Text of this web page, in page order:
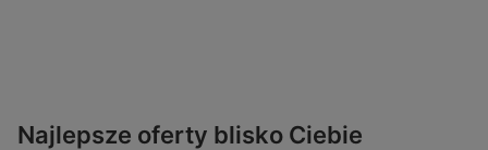
Najlepsze oferty blisko Ciebie